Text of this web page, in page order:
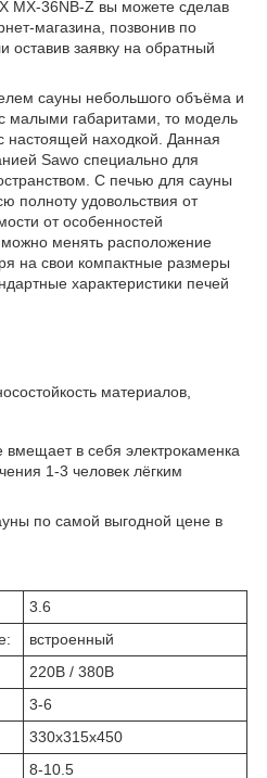
MX-36NB-Z вы можете сделав
магазина, позвонив по
оставив заявку на обратный
сауны небольшого объёма и
малыми габаритами, то модель
настоящей находкой. Данная
Sawo специально для
С печью для сауны
полноту удовольствия от
от особенностей
менять расположение
на свои компактные размеры
характеристики печей
материалов,
вмещает в себя электрокаменка
1-3 человек лёгким
по самой выгодной цене в
3.6
встроенный
220В / 380В
3-6
330x315x450
8-10.5